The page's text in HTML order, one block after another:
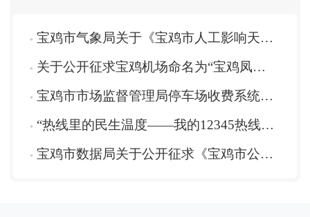
宝鸡市气象局关于《宝鸡市人工影响天气管理办法（征求意见稿）》征求意见的公告
关于公开征求宝鸡机场命名为“宝鸡凤翔机场”意见建议的公告
宝鸡市市场监督管理局停车场收费系统突出问题整治线索征集公告
“热线里的民生温度——我的12345热线故事”征文活动启事
宝鸡市数据局关于公开征求《宝鸡市公共数据资源授权运营实施细则（试行）》（征求意见稿）意见的公告